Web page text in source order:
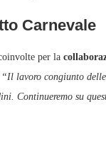
Carnevale
per la
“Il lavoro congiunto
Continueremo su